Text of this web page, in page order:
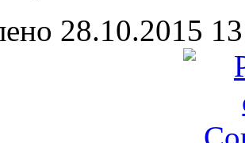
28.10.2015